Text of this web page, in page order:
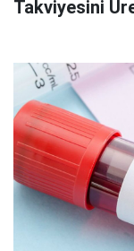
Takviyesini